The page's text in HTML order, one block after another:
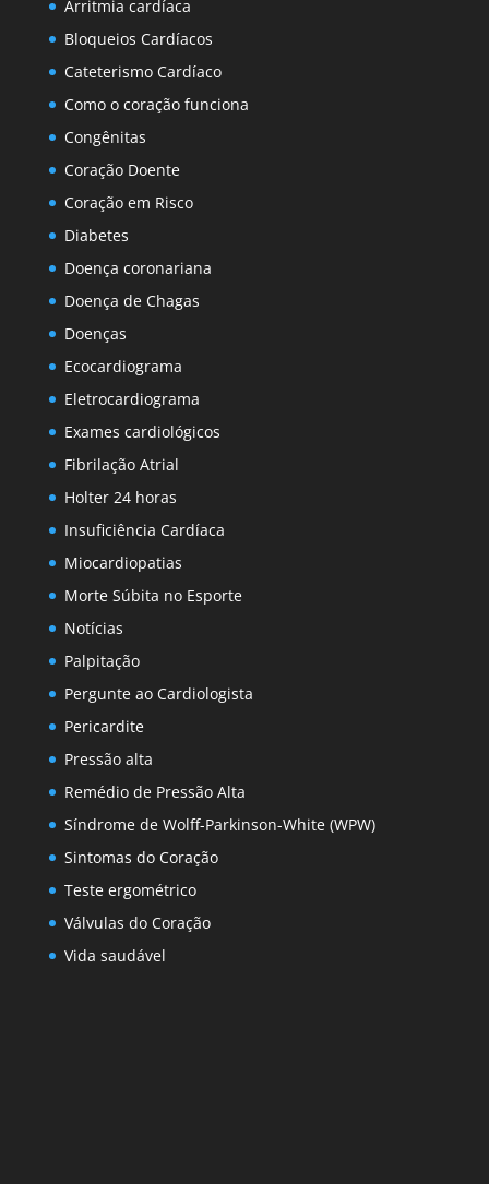
Arritmia cardíaca
Bloqueios Cardíacos
Cateterismo Cardíaco
Como o coração funciona
Congênitas
Coração Doente
Coração em Risco
Diabetes
Doença coronariana
Doença de Chagas
Doenças
Ecocardiograma
Eletrocardiograma
Exames cardiológicos
Fibrilação Atrial
Holter 24 horas
Insuficiência Cardíaca
Miocardiopatias
Morte Súbita no Esporte
Notícias
Palpitação
Pergunte ao Cardiologista
Pericardite
Pressão alta
Remédio de Pressão Alta
Síndrome de Wolff-Parkinson-White (WPW)
Sintomas do Coração
Teste ergométrico
Válvulas do Coração
Vida saudável